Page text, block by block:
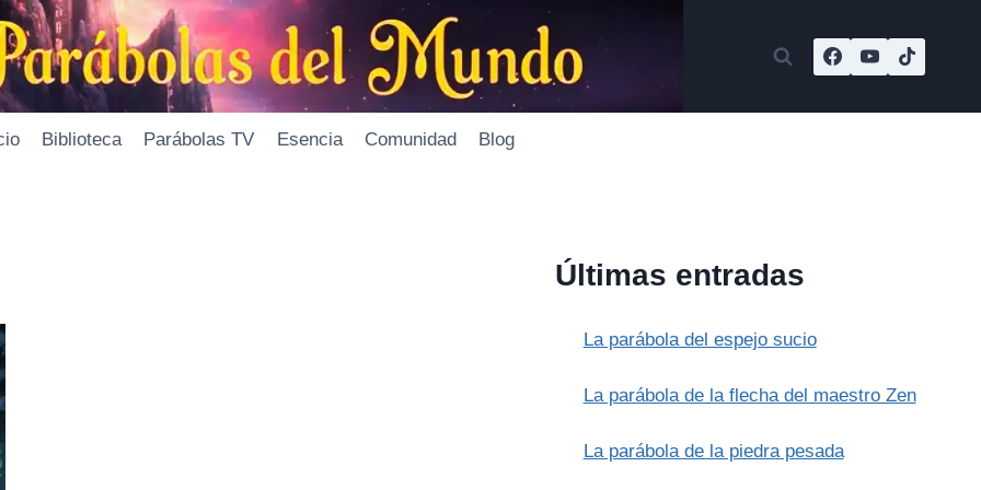
Biblioteca Parábolas TV Esencia Comunidad Blog
Últimas entradas
La parábola del espejo sucio
La parábola de la flecha del maestro Zen
La parábola de la piedra pesada